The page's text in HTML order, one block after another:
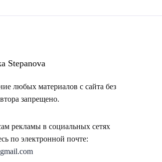
любых материалов с сайта без
запрещено.
рекламы в социальных сетях
по электронной почте: